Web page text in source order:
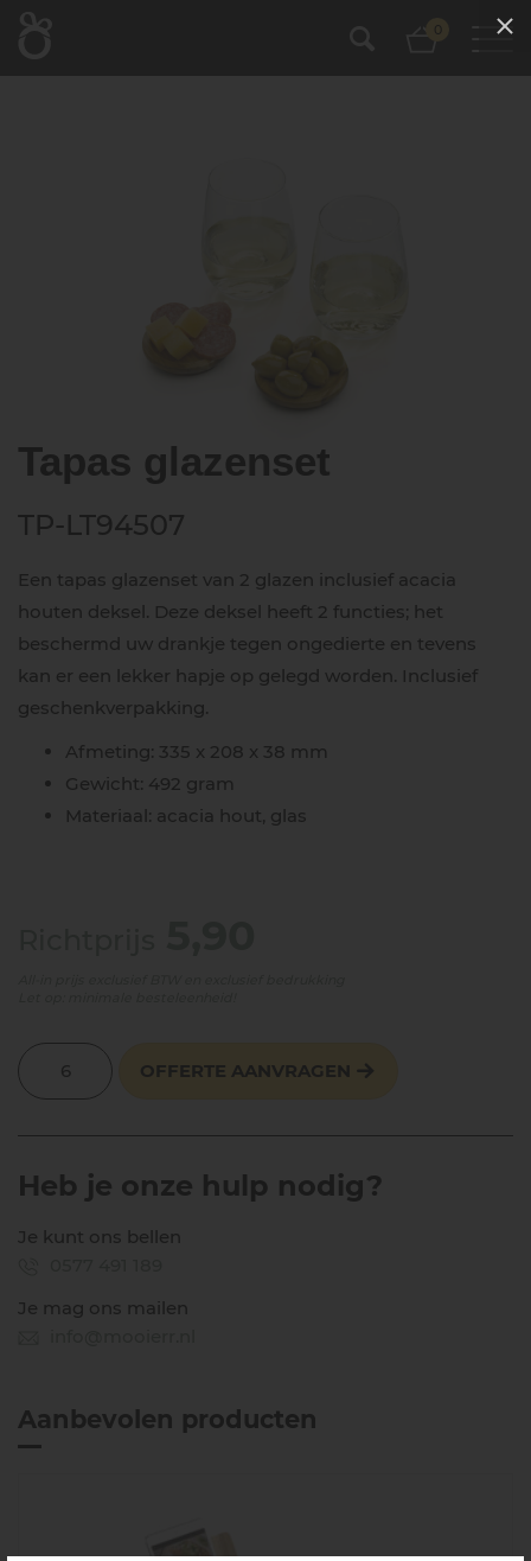
0
Tapas glazenset
TP-LT94507
Een tapas glazenset van 2 glazen inclusief acacia
houten deksel. Deze deksel heeft 2 functies; het
beschermd uw drankje tegen ongedierte en tevens
kan er een lekker hapje op gelegd worden. Inclusief
geschenkverpakking.
Afmeting: 335 x 208 x 38 mm
Gewicht: 492 gram
Materiaal: acacia hout, glas
OFFERTE AANVRAGEN
Heb je onze hulp nodig?
Je kunt ons bellen
Je mag ons mailen
Aanbevolen producten